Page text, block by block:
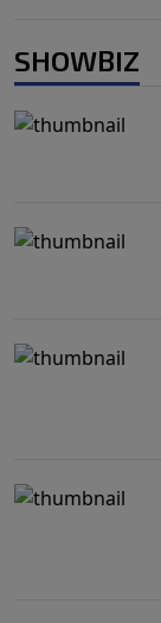
SHOWBIZ